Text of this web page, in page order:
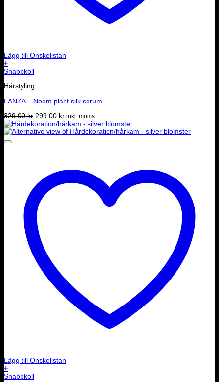
Lägg till Önskelistan
+
Snabbkoll
Hårstyling
LANZA – Neem plant silk serum
329.00kr Det
ursprungliga
priset
299.00 krDet
nuvarande
priset
inkl. moms
Lägg till Önskelistan
+
Snabbkoll